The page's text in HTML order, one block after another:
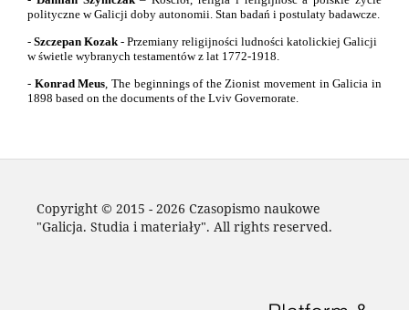
polityczne w Galicji doby autonomii. Stan badań i postulaty badawcze.
- Szczepan Kozak- Przemiany religijności ludności katolickiej Galicji
w świetle wybranych testamentów z lat 1772-1918.
- Konrad Meus, The beginnings of the Zionist movement in Galicia in
1898 based on the documents of the Lviv Governorate.
Copyright © 2015 - 2026 Czasopismo naukowe
"Galicja. Studia i materiały". All rights reserved.